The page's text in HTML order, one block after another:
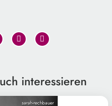
interessieren
sarah-rechbauer